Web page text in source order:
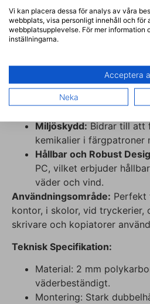
Flerspråkiga Alternativ:
till flera språk för att öka
underlätta förståelsen
användare.
Effektiv Återvinning:
och insamling av
Miljöskydd:Bidrar till att
kemikalier i färgpatroner
Hållbar och Robust
PC, vilket erbjuder
väder och vind.
Användningsområde: Perfekt
kontor, i skolor, vid tryckerier,
skrivare och kopiatorer
Teknisk Specifikation:
Material: 2 mm
väderbeständigt.
Montering: Stark
Vi kan placera dessa för analys av våra
webbplats, visa personligt innehåll och för
webbplatsupplevelse. För mer information
inställningarna.
Acceptera
Neka